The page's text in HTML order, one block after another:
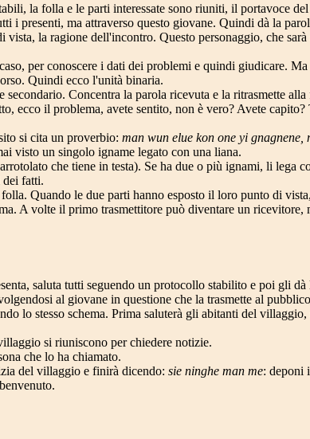
la folla e le parti interessate sono riuniti, il portavoce
i presenti, ma attraverso questo giovane. Quindi dà la
la ragione dell'incontro. Questo personaggio, che
per conoscere i dati dei problemi e quindi giudicare.
Quindi ecco l'unità binaria.
Concentra la parola ricevuta e la ritrasmette
ecco il problema, avete sentito, non è vero? Avete
si cita un proverbio: man wun elue kon one yi
visto un singolo igname legato con una liana.
che tiene in testa). Se ha due o più ignami, li lega
dei fatti.
Quando le due parti hanno esposto il loro punto di
A volte il primo trasmettitore può diventare un ricevitore,
saluta tutti seguendo un protocollo stabilito e poi gli
al giovane in questione che la trasmette al
lo stesso schema. Prima saluterà gli abitanti del
si riuniscono per chiedere notizie.
che lo ha chiamato.
del villaggio e finirà dicendo: sie ninghe man me: deponi